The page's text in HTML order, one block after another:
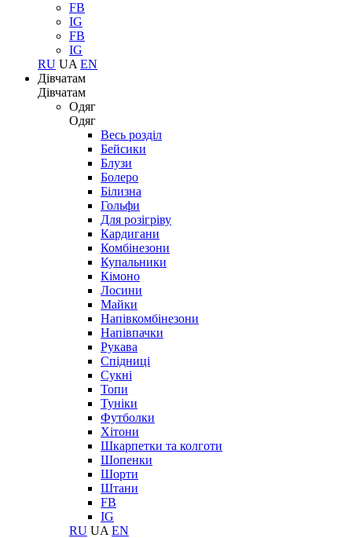
FB
IG
FB
IG
RU UA EN
Дівчатам
Дівчатам
Одяг
Одяг
Весь розділ
Бейсики
Блузи
Болеро
Білизна
Гольфи
Для розігріву
Кардигани
Комбінезони
Купальники
Кімоно
Лосини
Майки
Напівкомбінезони
Напівпачки
Рукава
Спідниці
Сукні
Топи
Туніки
Футболки
Хітони
Шкарпетки та колготи
Шопенки
Шорти
Штани
FB
IG
RU UA EN